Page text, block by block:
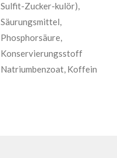
Sulfit-Zucker-kulör),
Säurungsmittel,
Phosphorsäure,
Konservierungsstoff
Natriumbenzoat, Koffein